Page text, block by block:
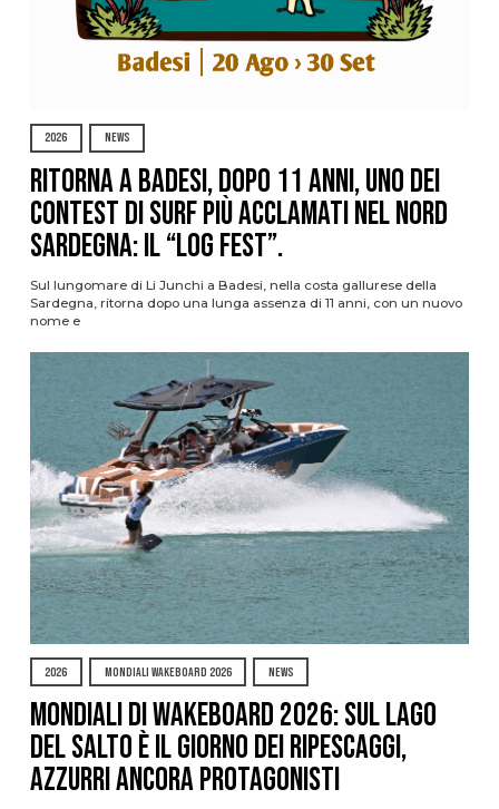
2026 NEWS
Ritorna a Badesi, dopo 11 anni, uno dei
contest di surf più acclamati nel nord
Sardegna: il “Log Fest”.
Sul lungomare di Li Junchi a Badesi, nella costa gallurese della
Sardegna, ritorna dopo una lunga assenza di 11 anni, con un nuovo
nome e
2026 MONDIALI WAKEBOARD 2026 NEWS
Mondiali di Wakeboard 2026: sul Lago
del Salto è il giorno dei ripescaggi,
azzurri ancora protagonisti